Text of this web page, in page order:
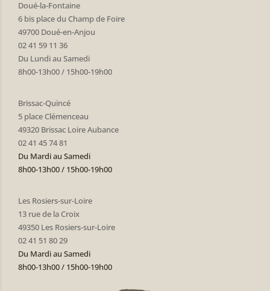
Doué-la-Fontaine
6 bis place du Champ de Foire
49700 Doué-en-Anjou
02 41 59 11 36
Du Lundi au Samedi
8h00-13h00 / 15h00-19h00
Brissac-Quincé
5 place Clémenceau
49320 Brissac Loire Aubance
02 41 45 74 81
Du Mardi au Samedi
8h00-13h00 / 15h00-19h00
Les Rosiers-sur-Loire
13 rue de la Croix
49350 Les Rosiers-sur-Loire
02 41 51 80 29
Du Mardi au Samedi
8h00-13h00 / 15h00-19h00